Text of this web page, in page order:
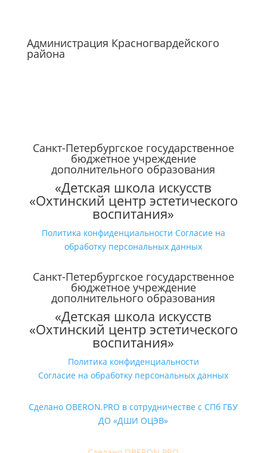
Администрация Красногвардейского
района
Санкт-Петербургское государственное
бюджетное учреждение
дополнительного образования
«Детская школа искусств
«Охтинский центр эстетического
воспитания»
Политика конфиденциальности Согласие на
обработку персональных данных
Санкт-Петербургское государственное
бюджетное учреждение
дополнительного образования
«Детская школа искусств
«Охтинский центр эстетического
воспитания»
Политика конфиденциальности
Согласие на обработку персональных данных
Сделано OBERON.PRO в сотрудничестве с СПб ГБУ
ДО «ДШИ ОЦЭВ»